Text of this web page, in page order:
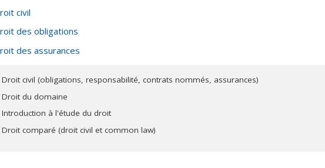
civil
des obligations
des assurances
Droit civil (obligations, responsabilité, contrats nommés, assurances)
Droit du domaine
Introduction à l'étude du droit
Droit comparé (droit civil et common law)